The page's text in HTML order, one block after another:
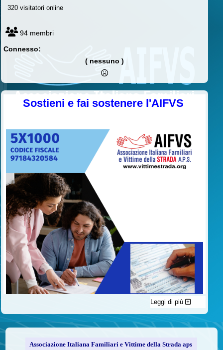
320 visitatori online
94 membri
Connesso:
( nessuno )
Sostieni e fai sostenere l'AIFVS
C'è un modo di contribuire alle attività dell’A.I.F.V.S. a favore
delle vittime della strada e per dare giustizia ai superstiti ed ai
loro familiari che non costa nulla: devolvere il 5 per mille della
Leggi di più
Associazione Italiana Familiari e Vittime della Strada aps